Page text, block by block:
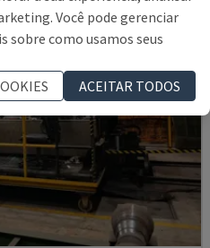
Você pode gerenciar
sobre como usamos seus
ACEITAR TODOS